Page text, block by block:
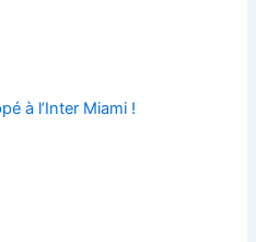
à l’Inter Miami !